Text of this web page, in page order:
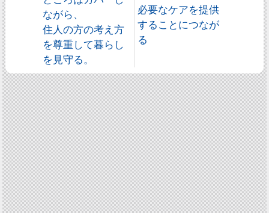
ながら、
住人の方の考え方
を尊重して暮らし
を見守る。
必要なケアを提供
することにつなが
る